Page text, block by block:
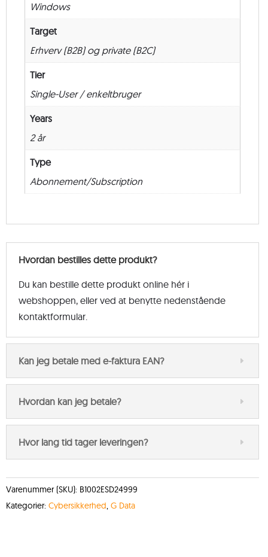
Windows
Target
Erhverv (B2B) og private (B2C)
Tier
Single-User / enkeltbruger
Years
2 år
Type
Abonnement/Subscription
Hvordan bestilles dette produkt?
Du kan bestille dette produkt online hér i
webshoppen, eller ved at benytte nedenstående
kontaktformular.
Kan jeg betale med e-faktura EAN?
Hvordan kan jeg betale?
Hvor lang tid tager leveringen?
Varenummer (SKU): B1002ESD24999
Kategorier: Cybersikkerhed, G Data